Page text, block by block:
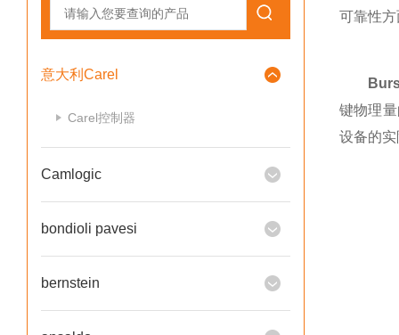
意大利Carel
Carel控制器
Camlogic
bondioli pavesi
bernstein
可靠性
键物理
设备的